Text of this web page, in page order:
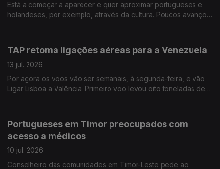
Está a começar a aparecer e quer aproximar portugueses e
holandeses, por exemplo, através da cultura. Poucos avanços
TAP retoma ligações aéreas para a Venezuela
13 jul. 2026
Por agora os voos vão ser semanais, à segunda-feira, e vão
Ligar Lisboa a Valência. Primeiro voo levou oito toneladas de
Portugueses em Timor preocupados com
acesso a médicos
10 jul. 2026
Conselheiro das comunidades em Timor-Leste pede ao